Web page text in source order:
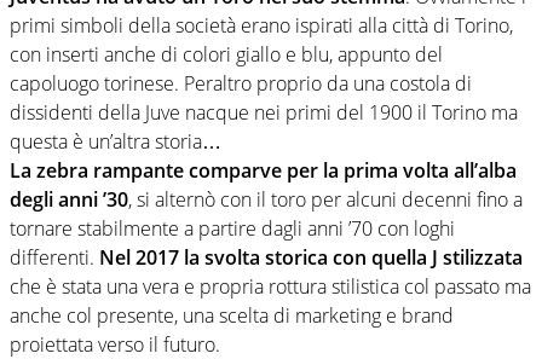
primi simboli della società erano ispirati alla città di Torino,
con inserti anche di colori giallo e blu, appunto del
capoluogo torinese. Peraltro proprio da una costola di
dissidenti della Juve nacque nei primi del 1900 il Torino ma
questa è un’altra storia…
La zebra rampante comparve per la prima volta all’alba
degli anni ’30, si alternò con il toro per alcuni decenni fino a
tornare stabilmente a partire dagli anni ’70 con loghi
differenti. Nel 2017 la svolta storica con quella J stilizzata
che è stata una vera e propria rottura stilistica col passato ma
anche col presente, una scelta di marketing e brand
proiettata verso il futuro.